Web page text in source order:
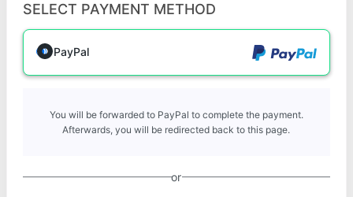
SELECT PAYMENT METHOD
PayPal
You will be forwarded to PayPal to complete the payment.
Afterwards, you will be redirected back to this page.
or